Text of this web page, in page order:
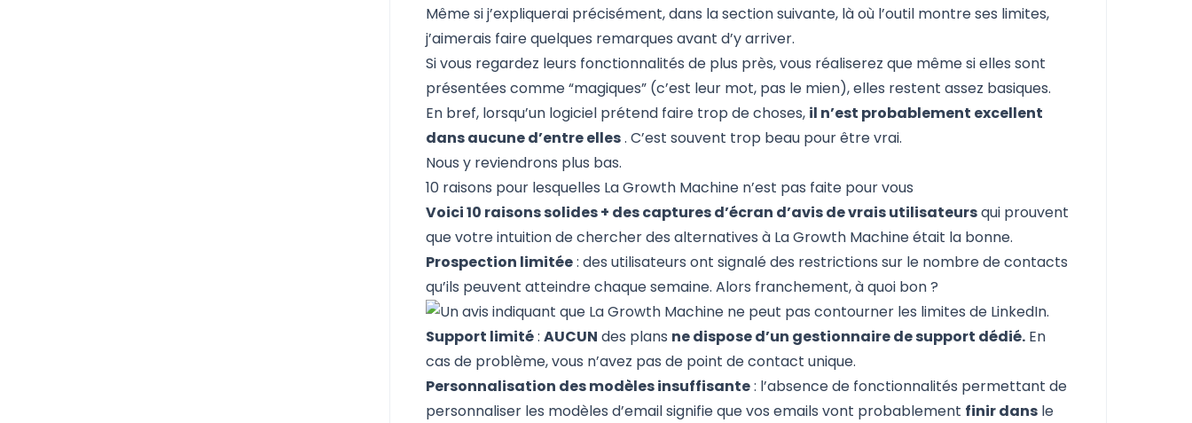
Même si j’expliquerai précisément, dans la section suivante, là où l’outil montre ses limites,
j’aimerais faire quelques remarques avant d’y arriver.
Si vous regardez leurs fonctionnalités de plus près, vous réaliserez que même si elles sont
présentées comme “magiques” (c’est leur mot, pas le mien), elles restent assez basiques.
En bref, lorsqu’un logiciel prétend faire trop de choses, il n’est probablement excellent
dans aucune d’entre elles. C’est souvent trop beau pour être vrai.
Nous y reviendrons plus bas.
10 raisons pour lesquelles La Growth Machine n’est pas faite pour vous
Voici 10 raisons solides + des captures d’écran d’avis de vrais utilisateursqui prouvent
que votre intuition de chercher des alternatives à La Growth Machine était la bonne.
Prospection limitée: des utilisateurs ont signalé des restrictions sur le nombre de contacts
qu’ils peuvent atteindre chaque semaine. Alors franchement, à quoi bon ?
Support limité:AUCUN des plans ne dispose d’un gestionnaire de support dédié. En
cas de problème, vous n’avez pas de point de contact unique.
Personnalisation des modèles insuffisante: l’absence de fonctionnalités permettant de
personnaliser les modèles d’email signifie que vos emails vont probablement finir dans le